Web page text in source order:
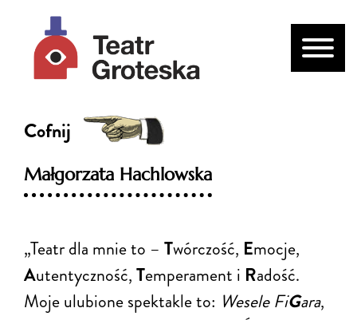
Cofnij
Małgorzata Hachlowska
„Teatr dla mnie to – Twórczość, Emocje,
Autentyczność,Temperament i Radość.
Moje ulubione spektakle to: Wesele FiGara,